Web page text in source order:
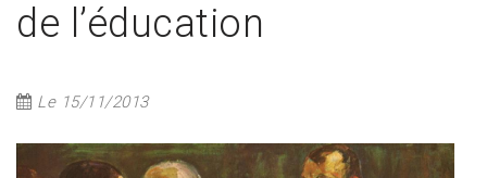
de l’éducation
Le 15/11/2013